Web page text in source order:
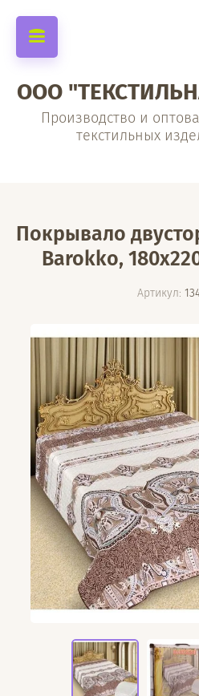
ООО
Производство и
текстильных
Покрывало
Barokko,
Артикул: